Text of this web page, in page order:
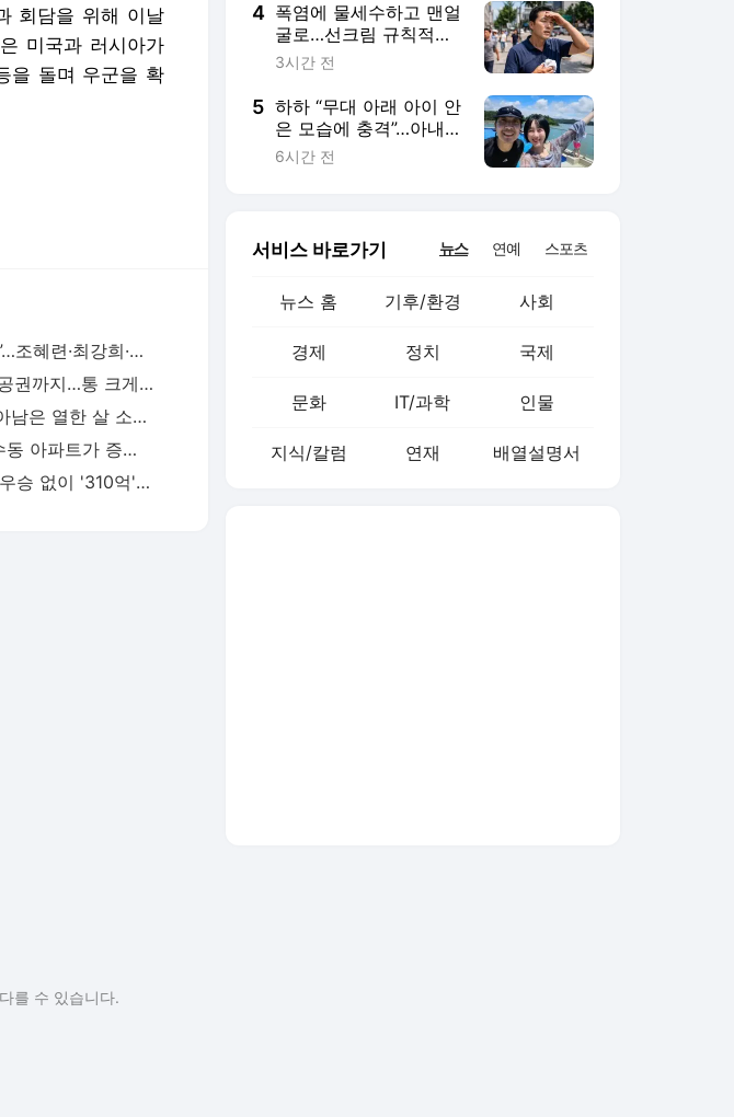
4 폭염에 물세수하고 맨얼
굴로…선크림 규칙적으
로 바르는 남성 단 9.5%
3시간 전
5 하하 “무대 아래 아이 안
은 모습에 충격”…아내
별에 미안함 고백
6시간 전
서비스 바로가기 뉴스 연예 스포츠
뉴스 홈 기후/환경 사회
경제 정치 국제
문화 IT/과학 인물
지식/칼럼 연재 배열설명서